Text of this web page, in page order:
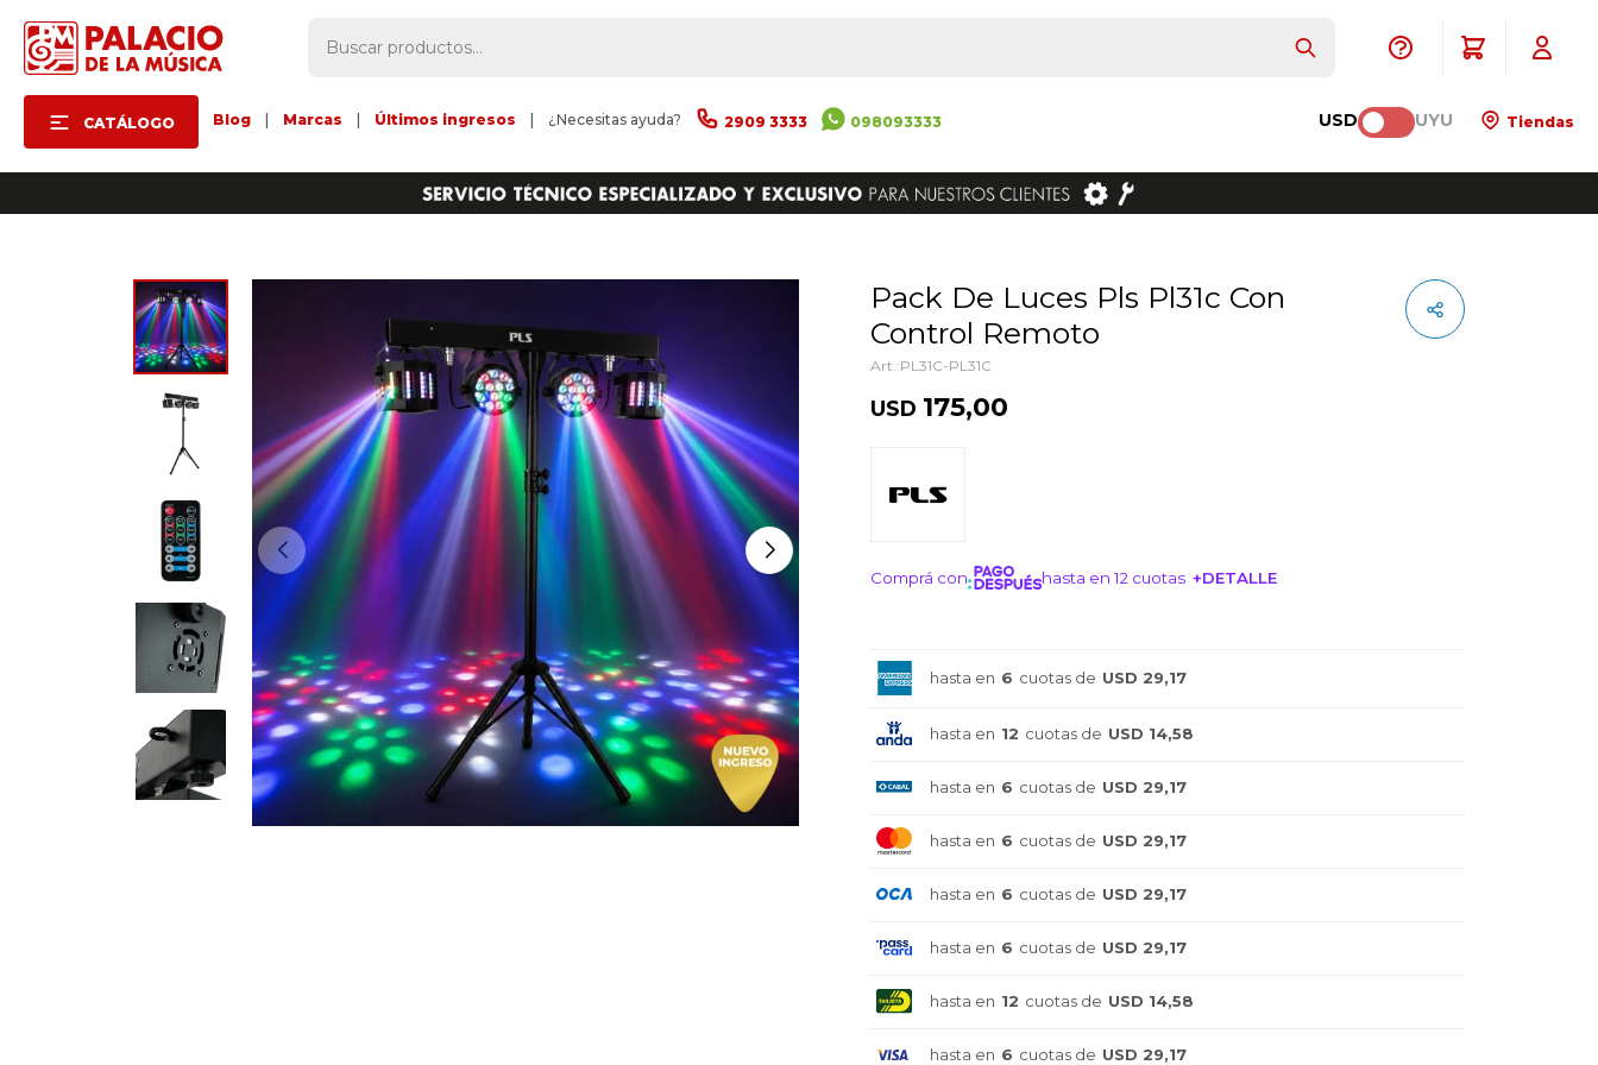
CATÁLOGO Blog Marcas Últimos ingresos ¿Necesitas ayuda? 2909 3333 098093333 USD UYU Tiendas
Pack De Luces Pls Pl31c Con
Control Remoto
PL31C-PL31C
USD 175,00
Comprá con hasta en 12 cuotas +DETALLE
hasta en 6 cuotas de USD 29,17
hasta en 12 cuotas de USD 14,58
hasta en 6 cuotas de USD 29,17
hasta en 6 cuotas de USD 29,17
hasta en 6 cuotas de USD 29,17
hasta en 6 cuotas de USD 29,17
hasta en 12 cuotas de USD 14,58
hasta en 6 cuotas de USD 29,17